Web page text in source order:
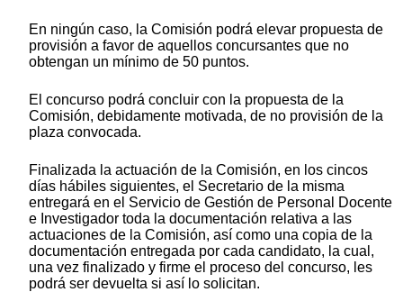
En ningún caso, la Comisión podrá elevar propuesta de
provisión a favor de aquellos concursantes que no
obtengan un mínimo de 50 puntos.
El concurso podrá concluir con la propuesta de la
Comisión, debidamente motivada, de no provisión de la
plaza convocada.
Finalizada la actuación de la Comisión, en los cincos
días hábiles siguientes, el Secretario de la misma
entregará en el Servicio de Gestión de Personal Docente
e Investigador toda la documentación relativa a las
actuaciones de la Comisión, así como una copia de la
documentación entregada por cada candidato, la cual,
una vez finalizado y firme el proceso del concurso, les
podrá ser devuelta si así lo solicitan.